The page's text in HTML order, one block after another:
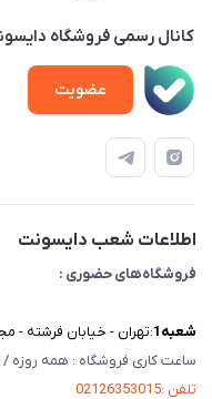
پلاک 23 – طبقه 3
ویدئو‌های آموزشی
دفترچه راهنمای محصولات
درباره ما
تماس با ما
امور مشتریان
حساب کاربری
قوانین و مقررات
کانال رسمی فروشگاه
عضویت
اطلاعات شعب دایسونت
فروشگاه‌های حضوری :
شعبه‌1 :تهران - خیابان فرشته -
ساعت کاری فروشگاه : همه روزه / 10 صبح الی 10 شب.
تلفن :02126353015